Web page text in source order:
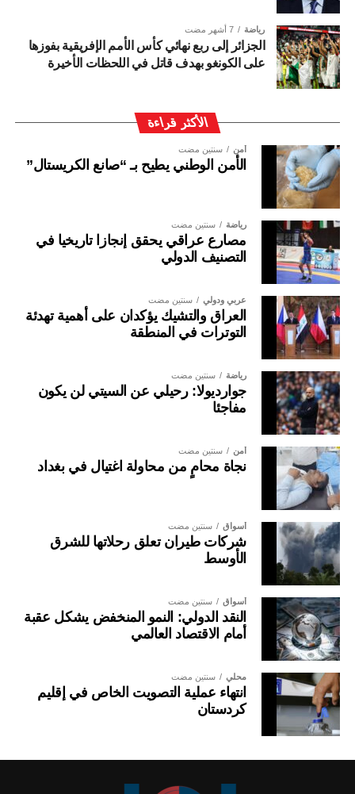
رياضة 7 أشهر مضت
الجزائر إلى ربع نهائي كأس الأمم الإفريقية بفوزها
على الكونغو بهدف قاتل في اللحظات الأخيرة
الأكثر قراءة
أمن سنتين مضت
الأمن الوطني يطيح بـ “صانع الكريستال”
رياضة سنتين مضت
مصارع عراقي يحقق إنجازا تاريخيا في
التصنيف الدولي
عربي ودولي سنتين مضت
العراق والتشيك يؤكدان على أهمية تهدئة
التوترات في المنطقة
رياضة سنتين مضت
جوارديولا: رحيلي عن السيتي لن يكون
مفاجئا
أمن سنتين مضت
نجاة محامٍ من محاولة اغتيال في بغداد
أسواق سنتين مضت
شركات طيران تعلق رحلاتها للشرق
الأوسط
أسواق سنتين مضت
النقد الدولي: النمو المنخفض يشكل عقبة
أمام الاقتصاد العالمي
محلي سنتين مضت
انتهاء عملية التصويت الخاص في إقليم
كردستان